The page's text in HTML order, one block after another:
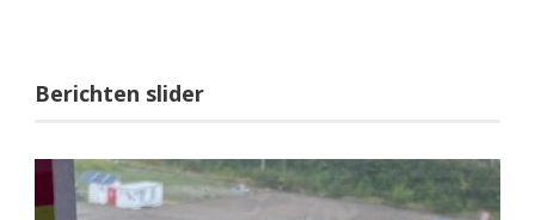
Berichten slider